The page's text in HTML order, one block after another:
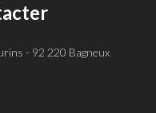
- 92 220 Bagneux